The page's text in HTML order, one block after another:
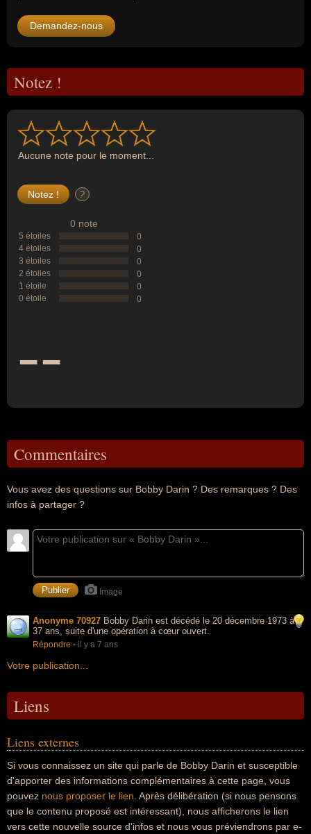
Demandez-nous
Notez !
Aucune note pour le moment...
?
0 note
5 étoiles
0
4 étoiles
0
3 étoiles
0
2 étoiles
0
1 étoile
0
0 étoile
0
--
Commentaires
Vous avez des questions sur Bobby Darin ? Des remarques ? Des
infos à partager ?
Image
Anonyme 70927 Bobby Darin est décédé le 20 décembre 1973 à
37 ans, suite d'une opération à cœur ouvert.
Répondre - il y a 7 ans
Votre publication...
Liens
Liens externes
Si vous connaissez un site qui parle de Bobby Darin et susceptible
d'apporter des informations complémentaires à cette page, vous
pouvez nous proposer le lien . Après délibération (si nous pensons
que le contenu proposé est intéressant), nous afficherons le lien
vers cette nouvelle source d'infos et nous vous préviendrons par e-